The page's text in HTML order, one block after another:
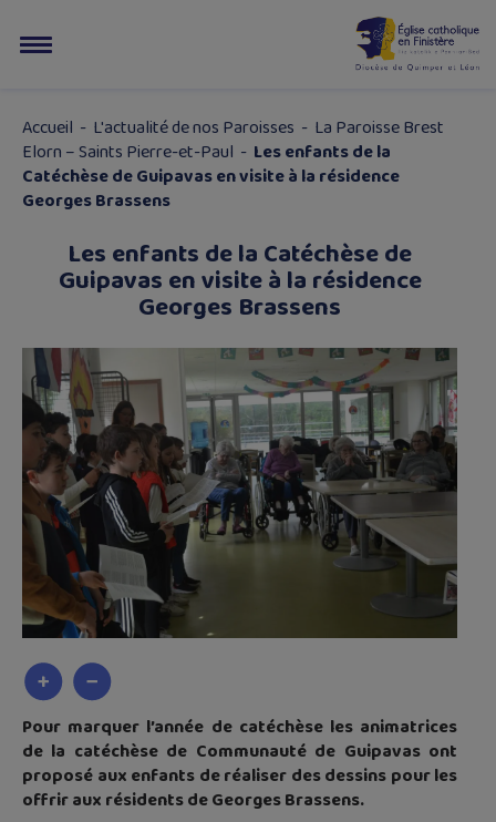
Accueil - L'actualité de nos Paroisses - La Paroisse Brest
Elorn – Saints Pierre-et-Paul - Les enfants de la
Catéchèse de Guipavas en visite à la résidence
Georges Brassens
Les enfants de la Catéchèse de
Guipavas en visite à la résidence
Georges Brassens
Pour marquer l’année de catéchèse les animatrices
de la catéchèse de Communauté de Guipavas ont
proposé aux enfants de réaliser des dessins pour les
offrir aux résidents de Georges Brassens.